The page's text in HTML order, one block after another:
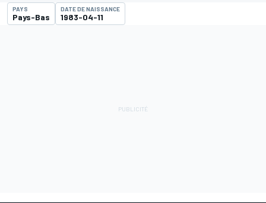
PAYS
Pays-Bas
DATE DE NAISSANCE
1983-04-11